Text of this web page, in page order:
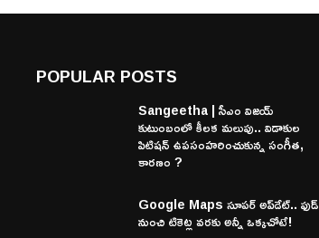
POPULAR POSTS
Sangeetha | సీఎం విజయ్
కుటుంబంలో కీలక మలుపు.. విడాకుల
పిటిషన్ ఉపసంహరించుకున్న సంగీత,
కారణం ?
Google Maps సూపర్ అప్‌డేట్.. ఫుడ్
నుంచి టికెట్ల వరకు అన్నీ ఒక్కచోటే!